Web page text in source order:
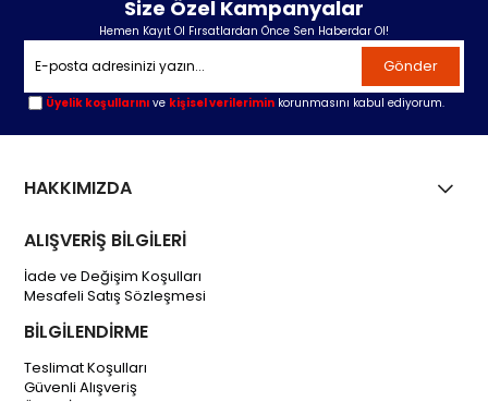
Size Özel Kampanyalar
Hemen Kayıt Ol Fırsatlardan Önce Sen Haberdar Ol!
Gönder
Üyelik koşullarını ve kişisel verilerimin korunmasını kabul ediyorum.
HAKKIMIZDA
ALIŞVERİŞ BİLGİLERİ
İade ve Değişim Koşulları
Mesafeli Satış Sözleşmesi
BİLGİLENDİRME
Teslimat Koşulları
Güvenli Alışveriş